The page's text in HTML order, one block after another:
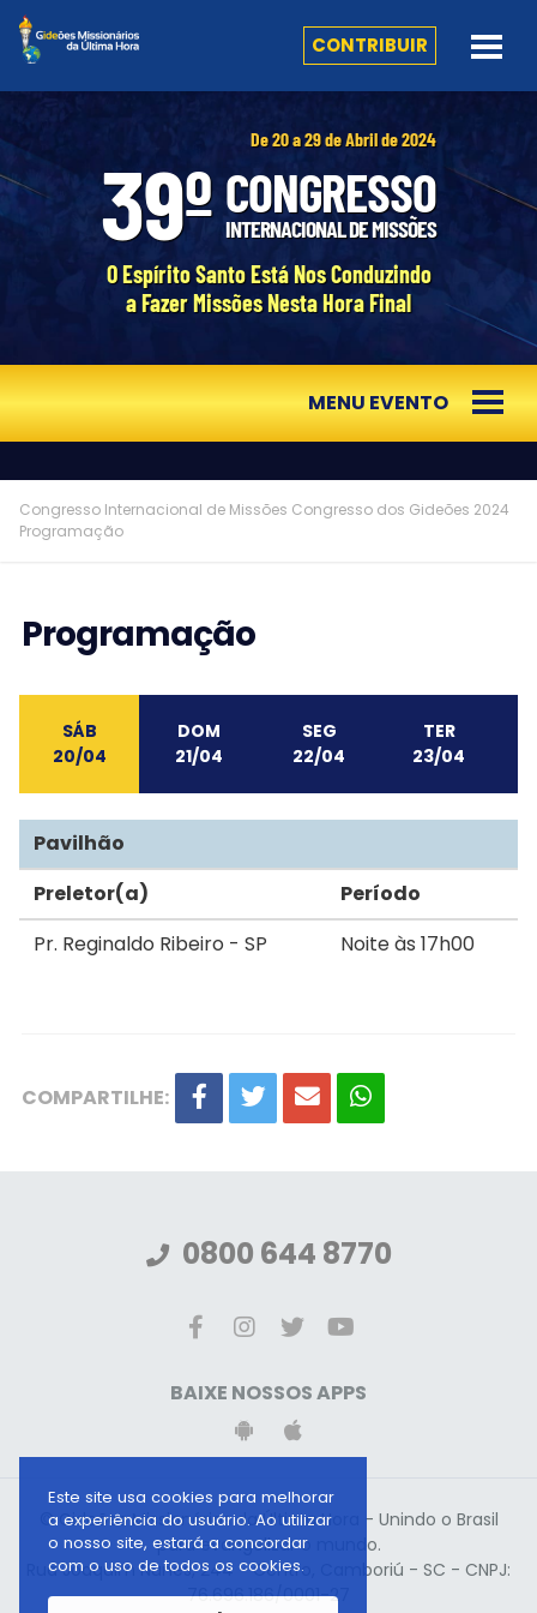
CONTRIBUIR
De 20 a 29 de Abril de 2024
39º CONGRESSO
INTERNACIONAL DE MISSÕES
O Espírito Santo Está Nos Conduzindo
a Fazer Missões Nesta Hora Final
MENU EVENTO
Congresso Internacional de Missões Congresso dos Gideões 2024
Programação
Programação
SÁB
20/04
DOM
21/04
SEG
22/04
TER
23/04
Pavilhão
Preletor(a)
Período
Pr. Reginaldo Ribeiro - SP
Noite às 17h00
COMPARTILHE:
Este site usa cookies para melhorar
a experiência do usuário. Ao utilizar
o nosso site, estará a concordar
com o uso de todos os cookies.
0800 644 8770
BAIXE NOSSOS APPS
© Gideões Missionários da Última Hora - Unindo o Brasil
para evangelizar o mundo.
Rua Joaquim Nunes, 244 - Centro, Camboriú - SC - CNPJ:
76.696.186/0001-27